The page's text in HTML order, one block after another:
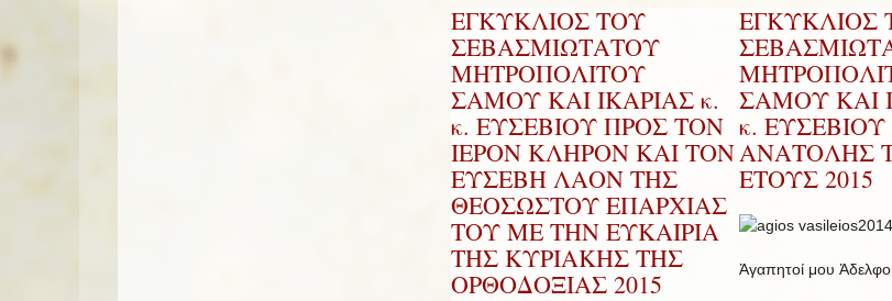
ΕΓΚΥΚΛΙΟΣ ΤΟΥ
ΣΕΒΑΣΜΙΩΤΑΤΟΥ
ΜΗΤΡΟΠΟΛΙΤΟΥ
ΣΑΜΟΥ ΚΑΙ ΙΚΑΡΙΑΣ κ.
κ. ΕΥΣΕΒΙΟΥ ΠΡΟΣ ΤΟΝ
ΙΕΡΟΝ ΚΛΗΡΟΝ ΚΑΙ ΤΟΝ
ΕΥΣΕΒΗ ΛΑΟΝ ΤΗΣ
ΘΕΟΣΩΣΤΟΥ ΕΠΑΡΧΙΑΣ
ΤΟΥ ΜΕ ΤΗΝ ΕΥΚΑΙΡΙΑ
ΤΗΣ ΚΥΡΙΑΚΗΣ ΤΗΣ
ΟΡΘΟΔΟΞΙΑΣ 2015
ΕΓΚΥΚΛΙΟΣ
ΣΑΜΟΥ ΚΑΙ
κ. ΕΥΣΕΒΙΟΥ
ΑΝΑΤΟΛΗΣ
ΕΤΟΥΣ 2015
Ἀγαπητοί μου